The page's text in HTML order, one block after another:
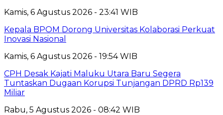
Kamis, 6 Agustus 2026 - 23:41 WIB
Kepala BPOM Dorong Universitas Kolaborasi Perkuat
Inovasi Nasional
Kamis, 6 Agustus 2026 - 19:54 WIB
CPH Desak Kajati Maluku Utara Baru Segera
Tuntaskan Dugaan Korupsi Tunjangan DPRD Rp139
Miliar
Rabu, 5 Agustus 2026 - 08:42 WIB